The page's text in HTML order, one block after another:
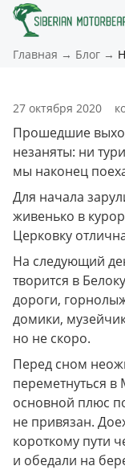
Главная → Блог →
27 октября 2020
Прошедшие
незаняты: ни
мы наконец
Для начала
живенько в
Церковку
На следующий
творится в
дороги,
домики,
но не скоро.
Перед сном
переметнуться
основной плюс
не привязан.
короткому пути
и обедали на